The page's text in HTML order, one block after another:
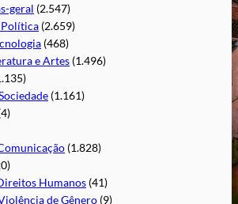
geral (2.547)
Política (2.659)
(468)
e Artes (1.496)
(1.161)
(1.828)
Humanos (41)
de Gênero (9)